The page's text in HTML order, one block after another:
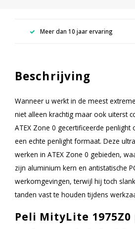
Meer dan 10 jaar ervaring
Beschrijving
Wanneer u werkt in de meest
niet alleen krachtig maar ook uiterst
ATEX Zone 0 gecertificeerde
een echte penlight formaat. Deze
werken in ATEX Zone 0 gebieden,
zijn aluminium kern en antistatische
werkomgevingen, terwijl hij toch
tanden vast te houden tijdens
Peli MityLite